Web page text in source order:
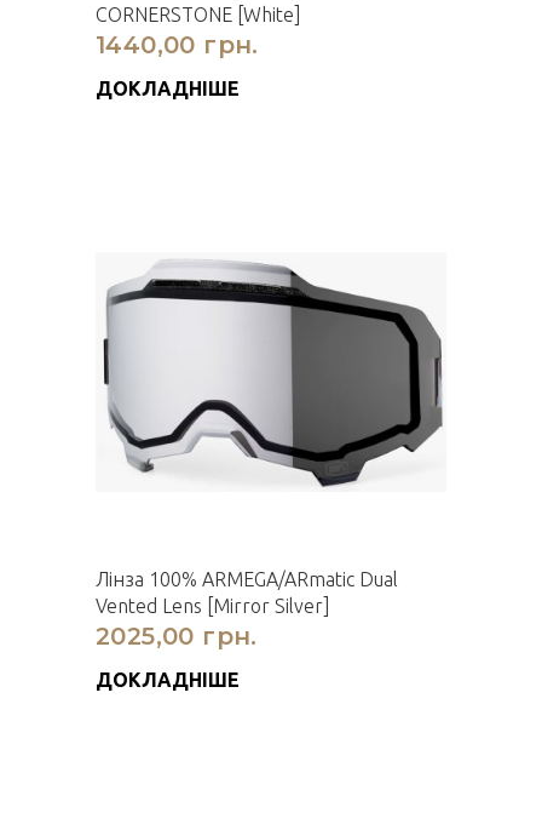
CORNERSTONE [White]
1440,00 грн.
ДОКЛАДНІШЕ
Лінза 100% ARMEGA/ARmatic Dual
Vented Lens [Mirror Silver]
2025,00 грн.
ДОКЛАДНІШЕ